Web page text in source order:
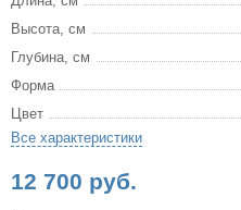
Высота, см
Глубина, см
Форма
Цвет
Все характеристики
12 700 руб.